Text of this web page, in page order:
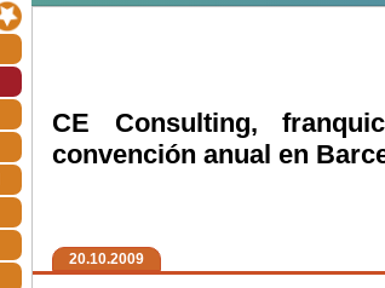
CE Consulting,
convención anual en
20.10.2009